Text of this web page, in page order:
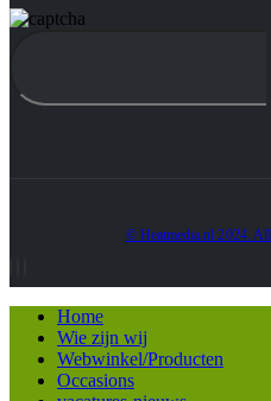
© Heatmedia.nl 2024.
Home
Wie zijn wij
Webwinkel/Producten
Occasions